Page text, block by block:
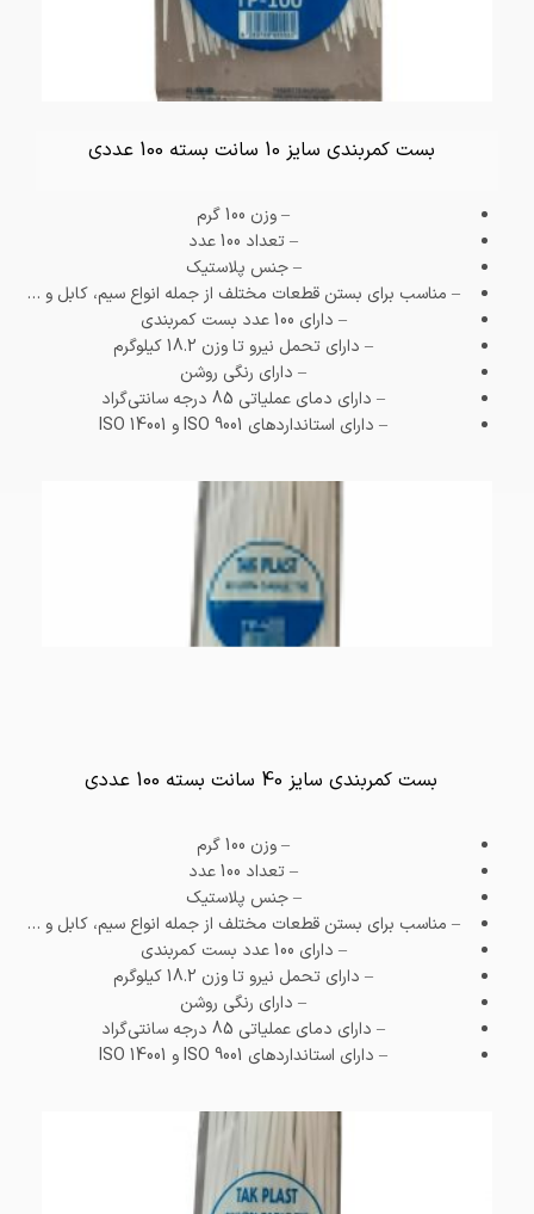
بست کمربندی سایز 10 سانت بسته 100 عددی
– وزن 100 گرم
– تعداد 100 عدد
– جنس پلاستیک
– مناسب برای بستن قطعات مختلف از جمله انواع سیم، کابل و …
– دارای 100 عدد بست کمربندی
– دارای تحمل نیرو تا وزن 18.2 کیلو‌گرم
– دارای رنگی روشن
– دارای دمای عملیاتی 85 درجه سانتی‌گراد
– دارای استاندارد‌های ISO 9001 و ISO 14001
بست کمربندی سایز 40 سانت بسته 100 عددی
– وزن 100 گرم
– تعداد 100 عدد
– جنس پلاستیک
– مناسب برای بستن قطعات مختلف از جمله انواع سیم، کابل و …
– دارای 100 عدد بست کمربندی
– دارای تحمل نیرو تا وزن 18.2 کیلو‌گرم
– دارای رنگی روشن
– دارای دمای عملیاتی 85 درجه سانتی‌گراد
– دارای استاندارد‌های ISO 9001 و ISO 14001